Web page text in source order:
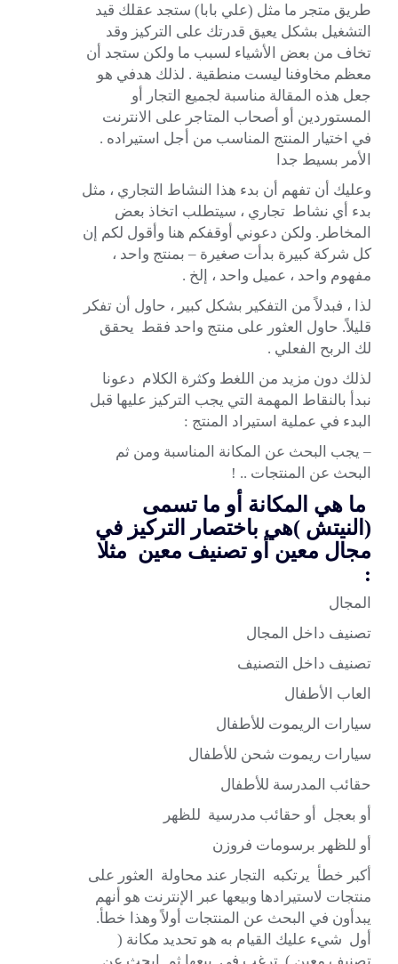
طريق متجر ما مثل (علي بابا) ستجد عقلك قيد
التشغيل بشكل يعيق قدرتك على التركيز وقد
تخاف من بعض الأشياء لسبب ما ولكن ستجد أن
معظم مخاوفنا ليست منطقية . لذلك هدفي هو
جعل هذه المقالة مناسبة لجميع التجار أو
المستوردين أو أصحاب المتاجر على الانترنت
في اختيار المنتج المناسب من أجل استيراده .
الأمر بسيط جدا
وعليك أن تفهم أن بدء هذا النشاط التجاري ، مثل
بدء أي نشاط تجاري ، سيتطلب اتخاذ بعض
المخاطر. ولكن دعوني أوقفكم هنا وأقول لكم إن
كل شركة كبيرة بدأت صغيرة – بمنتج واحد ،
مفهوم واحد ، عميل واحد ، إلخ .
لذا ، فبدلاً من التفكير بشكل كبير ، حاول أن تفكر
قليلاً. حاول العثور على منتج واحد فقط يحقق
لك الربح الفعلي .
لذلك دون مزيد من اللغط وكثرة الكلام دعونا
نبدأ بالنقاط المهمة التي يجب التركيز عليها قبل
البدء في عملية استيراد المنتج :
– يجب البحث عن المكانة المناسبة ومن ثم
البحث عن المنتجات .. !
ما هي المكانة أو ما تسمى
(النيتش )هي باختصار التركيز في
مجال معين أو تصنيف معين مثلا
:
المجال
تصنيف داخل المجال
تصنيف داخل التصنيف
العاب الأطفال
سيارات الريموت للأطفال
سيارات ريموت شحن للأطفال
حقائب المدرسة للأطفال
أو بعجل أو حقائب مدرسية للظهر
أو للظهر برسومات فروزن
أكبر خطأ يرتكبه التجار عند محاولة العثور على
منتجات لاستيرادها وبيعها عبر الإنترنت هو أنهم
يبدأون في البحث عن المنتجات أولاً وهذا خطأ.
أول شيء عليك القيام به هو تحديد مكانة (
تصنيف معين ) ترغب في بيعها ثم ابحث عن